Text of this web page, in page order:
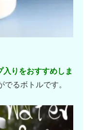
りをおすすめしま
でるボトルです。